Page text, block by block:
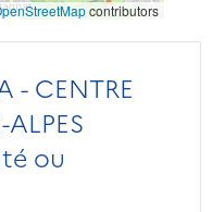
contributors
- CENTRE
ou